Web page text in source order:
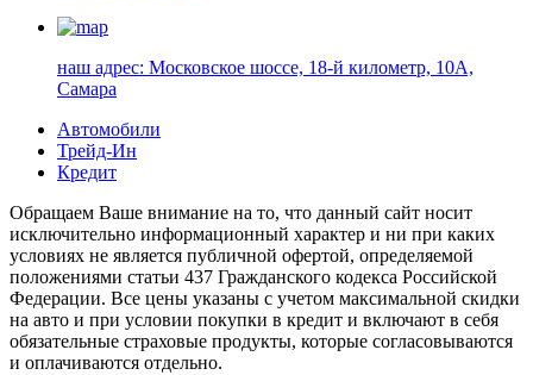
наш адрес: Московское шоссе, 18-й километр, 10А,
Самара
Автомобили
Трейд-Ин
Кредит
Обращаем Ваше внимание на то, что данный сайт носит
исключительно информационный характер и ни при каких
условиях не является публичной офертой, определяемой
положениями статьи 437 Гражданского кодекса Российской
Федерации. Все цены указаны с учетом максимальной скидки
на авто и при условии покупки в кредит и включают в себя
обязательные страховые продукты, которые согласовываются
и оплачиваются отдельно.